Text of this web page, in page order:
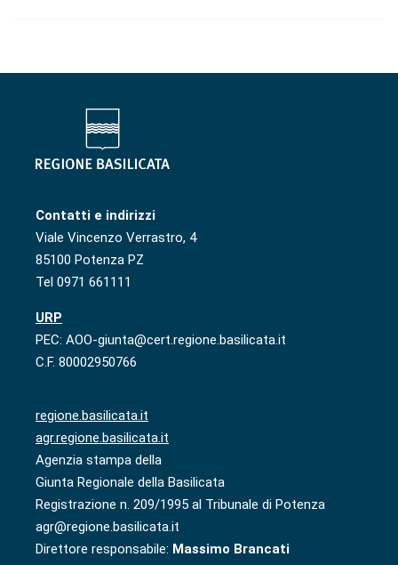
Contatti e indirizzi
Viale Vincenzo Verrastro, 4
85100 Potenza PZ
Tel 0971 661111
URP
PEC: AOO-giunta@cert.regione.basilicata.it
C.F. 80002950766
regione.basilicata.it
agr.regione.basilicata.it
Agenzia stampa della
Giunta Regionale della Basilicata
Registrazione n. 209/1995 al Tribunale di Potenza
agr@regione.basilicata.it
Direttore responsabile: Massimo Brancati